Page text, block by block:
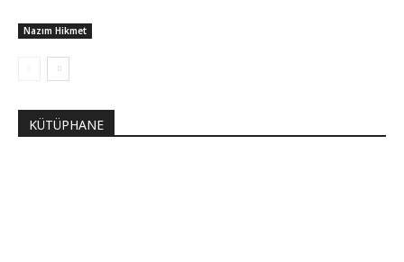
Nazım Hikmet
KÜTÜPHANE